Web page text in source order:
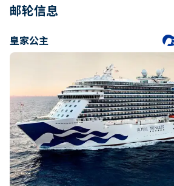
邮轮信息
皇家公主